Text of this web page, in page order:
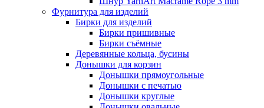
Фурнитура для изделий
Бирки для изделий
Бирки пришивные
Бирки съёмные
Деревянные кольца, бусины
Донышки для корзин
Донышки прямоугольные
Донышки с печатью
Донышки круглые